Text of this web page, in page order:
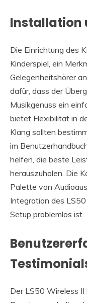
Installation
Die Einrichtung des
Kinderspiel, ein
Gelegenheitshörer
dafür, dass der
Musikgenuss ein
bietet Flexibilität in
Klang sollten
im
helfen, die beste
herauszuholen. Die
Palette von
Integration des
Setup problemlos ist.
Der LS50 Wireless